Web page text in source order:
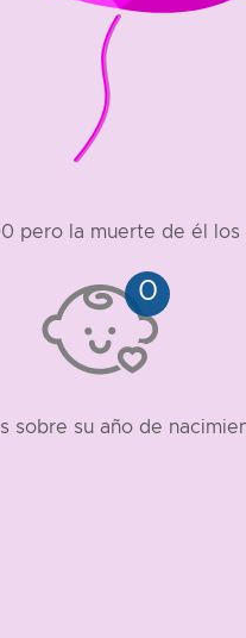
pero la muerte de él los
sobre su año de